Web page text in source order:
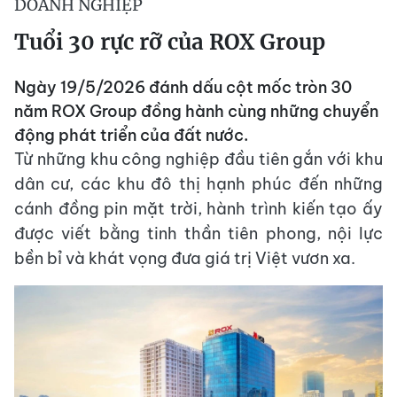
DOANH NGHIỆP
Tuổi 30 rực rỡ của ROX Group
Ngày 19/5/2026 đánh dấu cột mốc tròn 30
năm ROX Group đồng hành cùng những chuyển
động phát triển của đất nước.
Từ những khu công nghiệp đầu tiên gắn với khu
dân cư, các khu đô thị hạnh phúc đến những
cánh đồng pin mặt trời, hành trình kiến tạo ấy
được viết bằng tinh thần tiên phong, nội lực
bền bỉ và khát vọng đưa giá trị Việt vươn xa.